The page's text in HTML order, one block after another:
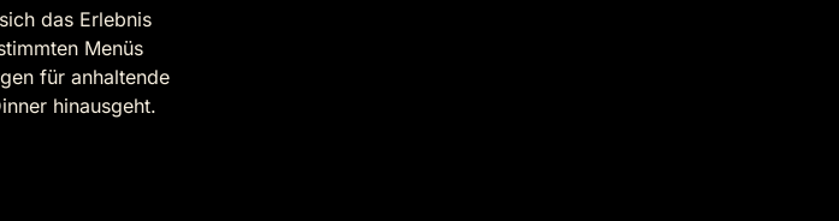
das Erlebnis
Menüs
für anhaltende
hinausgeht.